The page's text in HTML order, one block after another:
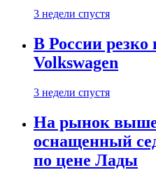
3 недели спустя
В России
Volkswagen
3 недели спустя
На рынок
оснащенный
по цене Лады